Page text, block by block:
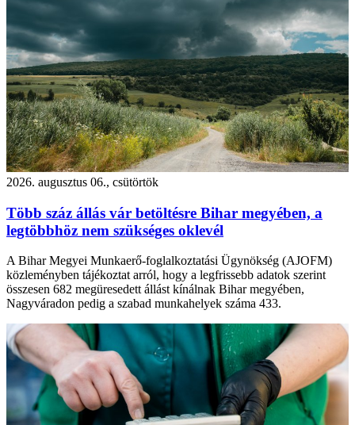
2026. augusztus 06., csütörtök
Több száz állás vár betöltésre Bihar megyében, a
legtöbbhöz nem szükséges oklevél
A Bihar Megyei Munkaerő-foglalkoztatási Ügynökség (AJOFM)
közleményben tájékoztat arról, hogy a legfrissebb adatok szerint
összesen 682 megüresedett állást kínálnak Bihar megyében,
Nagyváradon pedig a szabad munkahelyek száma 433.